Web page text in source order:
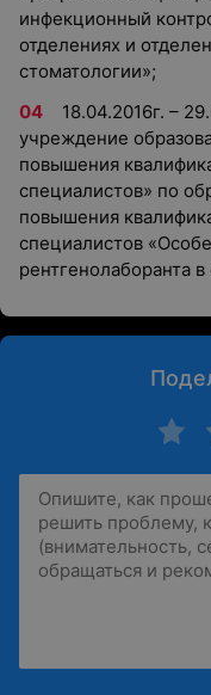
инфекционный
отделениях и
стоматологии»;
18.04.2016г. –
учреждение
повышения
специалистов» по
повышения
специалистов
рентгенолаборанта